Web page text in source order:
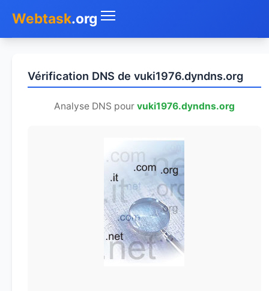
Webtask.org
Whois
Vérification DNS de vuki1976.dyndns.org
Analyse DNS pour vuki1976.dyndns.org